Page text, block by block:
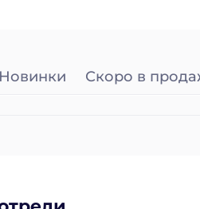
Новинки Скоро в